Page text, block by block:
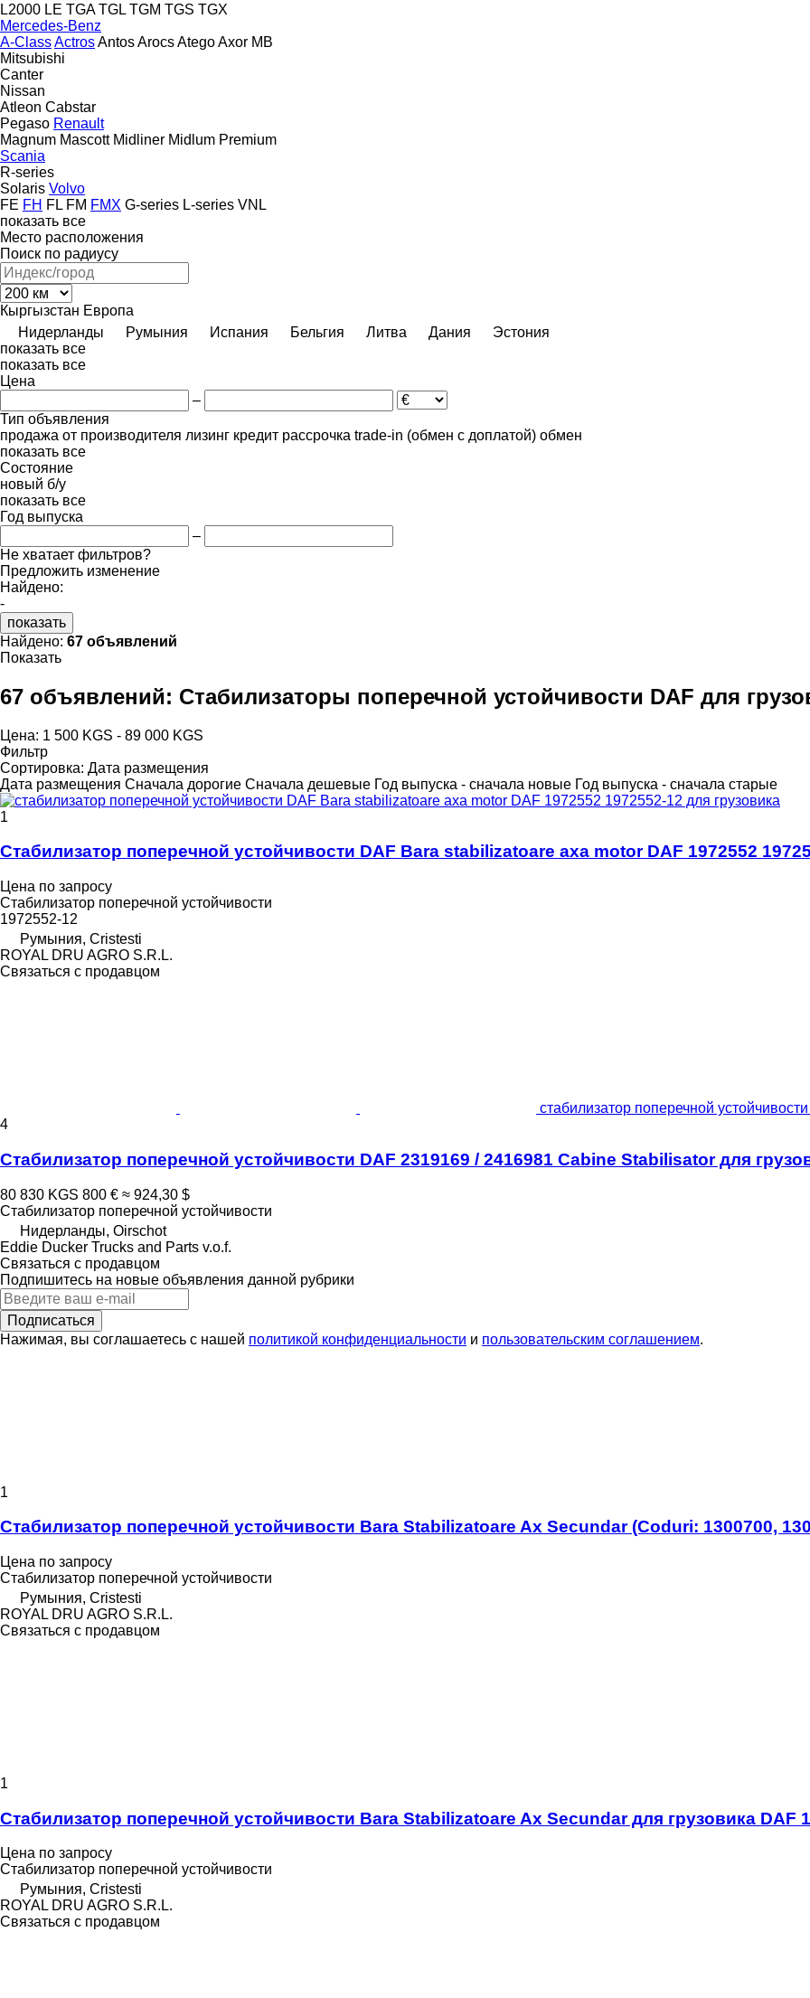
L2000 LE TGA TGL TGM TGS TGX
Mercedes-Benz
A-ClassActrosAntosArocsAtegoAxor MB
Mitsubishi
Canter
Nissan
Atleon Cabstar
Pegaso Renault
Magnum Mascott Midliner Midlum Premium
Scania
R-series
Solaris Volvo
FE FH FL FM FMX G-series L-series VNL
показать все
Место расположения
Поиск по радиусу
Кыргызстан Европа
Нидерланды
Румыния Испания Бельгия Литва Дания
Эстония
показать все
показать все
Цена
–
Тип объявления
продажа от производителя лизинг кредит рассрочка trade-in (обмен с доплатой) обмен
показать все
Состояние
новый б/у
показать все
Год выпуска
–
Не хватает фильтров?
Предложить изменение
Найдено:
-
показать
Найдено: 67 объявлений
Показать
67 объявлений: Стабилизаторы поперечной устойчивости DAF для
Цена: 1 500 KGS - 89 000 KGS
Фильтр
Сортировка: Дата размещения
Дата размещения Сначала дорогие Сначала дешевые Год выпуска - сначала новые Год выпуска - сначала старые
1
Стабилизатор поперечной устойчивости DAF Bara stabilizatoare axa motor DAF 1972552
Цена по запросу
Стабилизатор поперечной устойчивости
1972552-12
Румыния, Cristesti
ROYAL DRU AGRO S.R.L.
Связаться с продавцом
стабилизатор поперечной
4
Стабилизатор поперечной устойчивости DAF 2319169 / 2416981 Cabine Stabilisator для
80 830 KGS 800 € ≈ 924,30 $
Стабилизатор поперечной устойчивости
Нидерланды, Oirschot
Eddie Ducker Trucks and Parts v.o.f.
Связаться с продавцом
Подпишитесь на новые объявления данной рубрики
Подписаться
Нажимая, вы соглашаетесь с нашей политикой конфиденциальности и пользовательским соглашением.
1
Стабилизатор поперечной устойчивости Bara Stabilizatoare Ax Secundar (Coduri: 1300700,
Цена по запросу
Стабилизатор поперечной устойчивости
Румыния, Cristesti
ROYAL DRU AGRO S.R.L.
Связаться с продавцом
1
Стабилизатор поперечной устойчивости Bara Stabilizatoare Ax Secundar для грузовика DAF
Цена по запросу
Стабилизатор поперечной устойчивости
Румыния, Cristesti
ROYAL DRU AGRO S.R.L.
Связаться с продавцом